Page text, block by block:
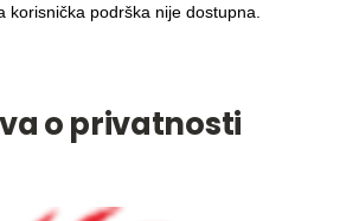
korisnička podrška nije dostupna.
o privatnosti